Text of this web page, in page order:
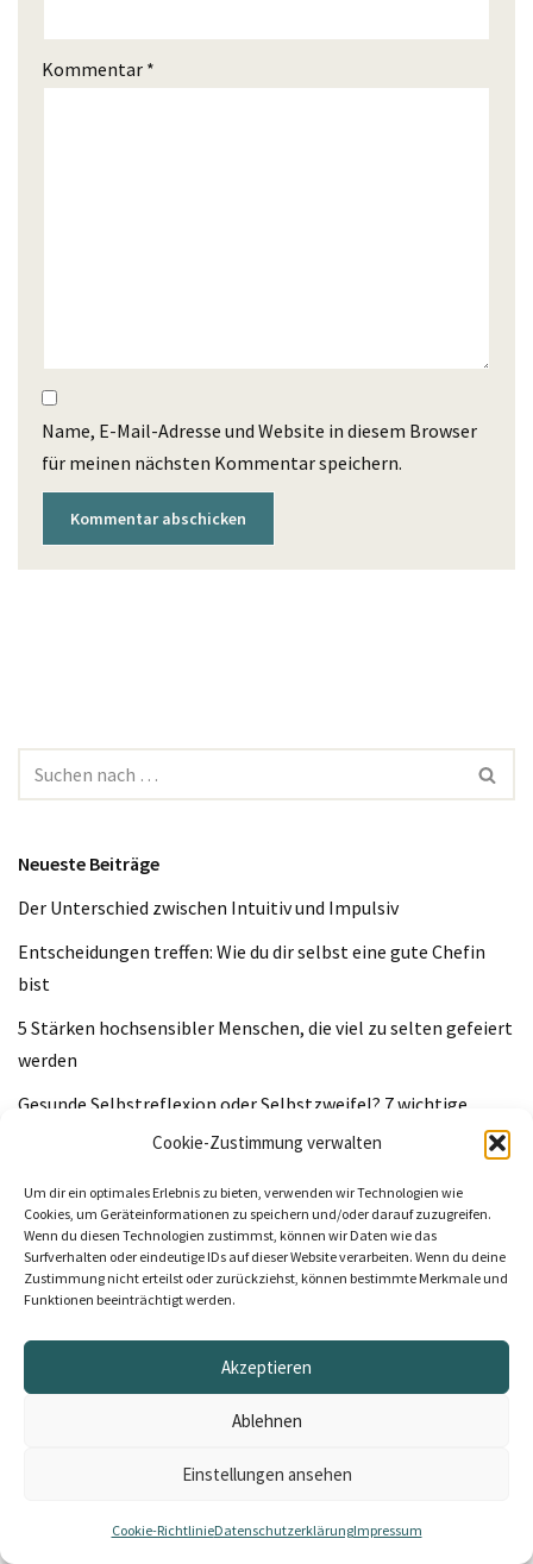
Cookie-Zustimmung verwalten
Um dir ein optimales Erlebnis zu bieten, verwenden wir Technologien wie
Cookies, um Geräteinformationen zu speichern und/oder darauf zuzugreifen.
Wenn du diesen Technologien zustimmst, können wir Daten wie das
Surfverhalten oder eindeutige IDs auf dieser Website verarbeiten. Wenn du deine
Zustimmung nicht erteilst oder zurückziehst, können bestimmte Merkmale und
Funktionen beeinträchtigt werden.
Akzeptieren
Ablehnen
Einstellungen ansehen
Cookie-RichtlinieDatenschutzerklärungImpressum
Kommentar *
Name, E-Mail-Adresse und Website in diesem Browser
für meinen nächsten Kommentar speichern.
Neueste Beiträge
Der Unterschied zwischen Intuitiv und Impulsiv
Entscheidungen treffen: Wie du dir selbst eine gute Chefin
bist
5 Stärken hochsensibler Menschen, die viel zu selten gefeiert
werden
Gesunde Selbstreflexion oder Selbstzweifel? 7 wichtige
Coaching-Erfahrung
Kategorien
Beginne hier: Lieblingsartikel aus dem Blog
Dein Selbstvertrauen stärken & Selbstzweifel lösen